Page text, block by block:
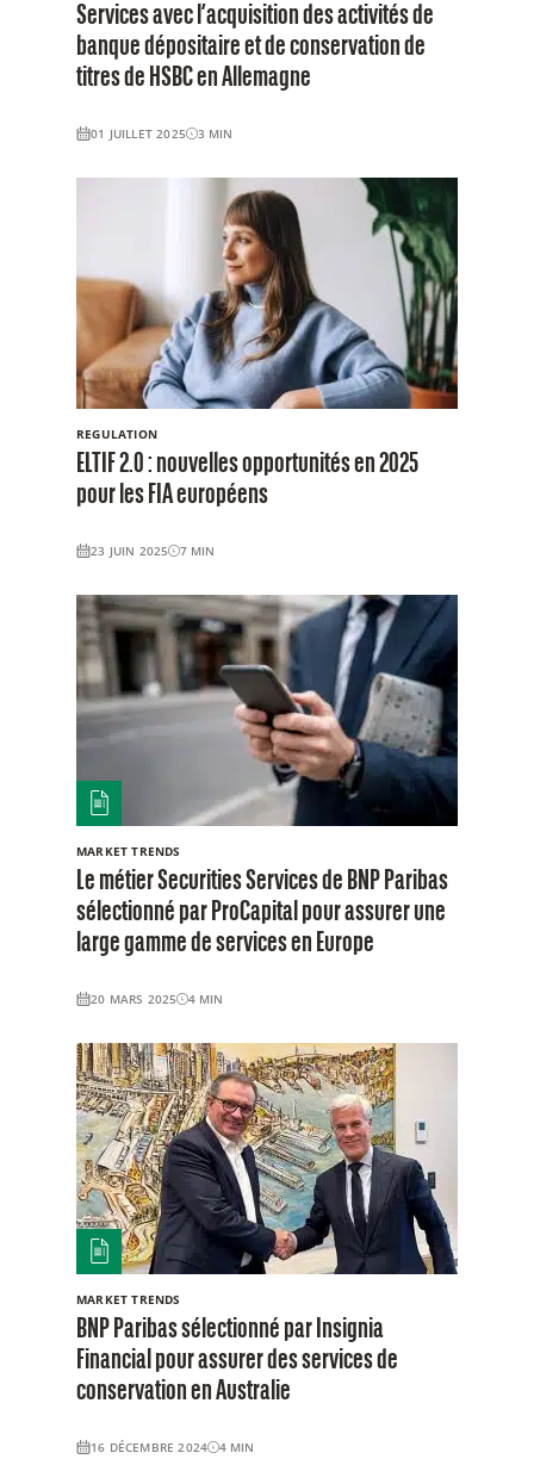
Services avec l’acquisition des activités de
banque dépositaire et de conservation de
titres de HSBC en Allemagne
01 JUILLET 2025 3 MIN
REGULATION
ELTIF 2.0 : nouvelles opportunités en 2025
pour les FIA européens
23 JUIN 2025 7 MIN
MARKET TRENDS
Le métier Securities Services de BNP Paribas
sélectionné par ProCapital pour assurer une
large gamme de services en Europe
20 MARS 2025 4 MIN
MARKET TRENDS
BNP Paribas sélectionné par Insignia
Financial pour assurer des services de
conservation en Australie
16 DÉCEMBRE 2024 4 MIN